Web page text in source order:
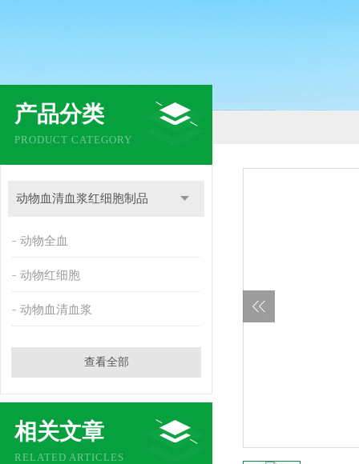
产品分类
PRODUCT CATEGORY
动物血清血浆红细胞制品
动物全血
动物红细胞
动物血清血浆
查看全部
相关文章
RELATED ARTICLES